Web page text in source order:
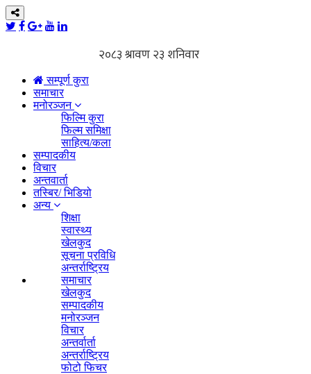
सम्पूर्ण कुरा
समाचार
मनोरञ्जन
फिल्मि कुरा
फिल्म समिक्षा
साहित्य/कला
सम्पादकीय
विचार
अन्तवार्ता
तस्बिर/ भिडियो
अन्य
शिक्षा
स्वास्थ्य
खेलकुद
सूचना प्रविधि
अन्तर्राष्ट्रिय
समाचार
खेलकुद
सम्पादकीय
मनोरञ्जन
विचार
अन्तर्वार्ता
अन्तर्राष्ट्रिय
फोटो फिचर